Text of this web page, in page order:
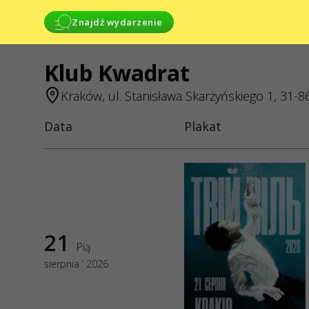
Znajdź wydarzenie
USŁUGI
Dostawa i płatność
Mapa strony
Wnioski
internetowej
GO2SHOW
NIP: 6751768934
Klub Kwadrat
Kraków, ul. Stanisława Skarżyńskiego 1, 31-
Data
Plakat
21 Pią
sierpnia ’ 2026